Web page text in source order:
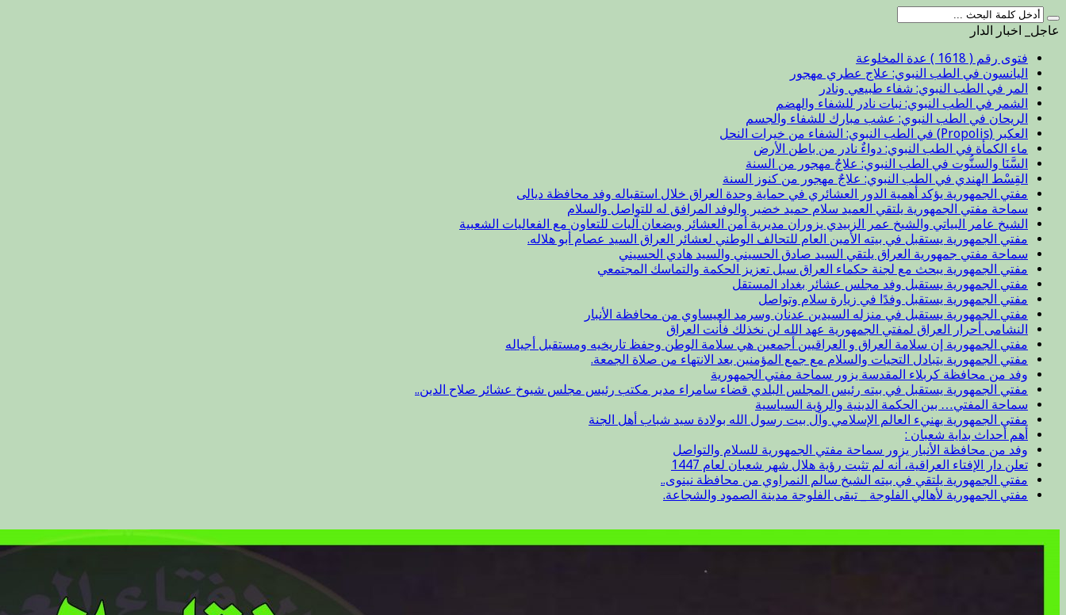
عاجل_ اخبار الدار
فتوى رقم ( 1618 ) عدة المخلوعة
اليانسون في الطب النبوي: علاج عطري مهجور
المر في الطب النبوي: شفاء طبيعي ونادر
الشمر في الطب النبوي: نبات نادر للشفاء والهضم
الريحان في الطب النبوي: عشب مبارك للشفاء والجسم
العكبر (Propolis) في الطب النبوي: الشفاء من خيرات النحل
ماء الكمأة في الطب النبوي: دواءٌ نادر من باطن الأرض
السَّنَا والسنُّوت في الطب النبوي: علاجٌ مهجور من السنة
القِسْط الهندي في الطب النبوي: علاجٌ مهجور من كنوز السنة
مفتي الجمهورية يؤكد أهمية الدور العشائري في حماية وحدة العراق خلال استقباله وفد محافظة ديالى
سماحة مفتي الجمهورية يلتقي العميد سلام حميد خضير والوفد المرافق له للتواصل والسلام
الشيخ عامر البياتي والشيخ عمر الزبيدي يزوران مديرية أمن العشائر ويضعان آليات للتعاون مع الفعاليات الشعبية
مفتي الجمهورية يستقبل في بيته الأمين العام للتحالف الوطني لعشائر العراق السيد عصام أبو هلاله.
سماحة مفتي جمهورية العراق يلتقي السيد صادق الحسيني والسيد هادي الحسيني
مفتي الجمهورية يبحث مع لجنة حكماء العراق سبل تعزيز الحكمة والتماسك المجتمعي
مفتي الجمهورية يستقبل وفد مجلس عشائر بغداد المستقل
مفتي الجمهورية يستقبل وفدًا في زيارة سلام وتواصل
مفتي الجمهورية يستقبل في منزله السيدين عدنان وسرمد العيساوي من محافظة الأنبار
النشامى أحرار العراق لمفتي الجمهورية عهد الله لن نخذلك فأنت العراق
مفتي الجمهورية إن سلامة العراق و العراقيين أجمعين هي سلامة الوطن وحفظ تاريخيه ومستقبل أجياله
مفتي الجمهورية يتبادل التحيات والسلام مع جمع المؤمنين بعد الانتهاء من صلاة الجمعة.
وفد من محافظة كربلاء المقدسة يزور سماحة مفتي الجمهورية
مفتي الجمهورية يستقبل في بيته رئيس المجلس البلدي قضاء سامراء مدير مكتب رئيس مجلس شيوخ عشائر صلاح الدين..
سماحة المفتي… بين الحكمة الدينية والرؤية السياسية
مفتي الجمهورية يهنيء العالم الإسلامي وآل بيت رسول الله بولادة سيد شباب أهل الجنة
أهم أحداث بداية شعبان :
وفد من محافظة الأنبار يزور سماحة مفتي الجمهورية للسلام والتواصل
تعلن دار الإفتاء العراقية، أنه لم تثبت رؤية هلال شهر شعبان لعام 1447
مفتي الجمهورية يلتقي في بيته الشيخ سالم النمراوي من محافظة نينوى..
مفتي الجمهورية لأهالي الفلوجة _ تبقى الفلوجة مدينة الصمود والشجاعة.